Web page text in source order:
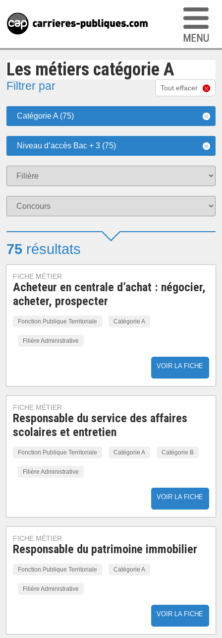
Les métiers catégorie A
Filtrer par Tout effacer
Catégorie A (75)
Niveau d’accès Bac + 3 (75)
75 résultats
FICHE MÉTIER
Acheteur en centrale d’achat : négocier,
acheter, prospecter
Fonction Publique Territoriale Catégorie A
Filière Administrative
VOIR LA FICHE
FICHE MÉTIER
Responsable du service des affaires
scolaires et entretien
Fonction Publique Territoriale Catégorie A Catégorie B
Filière Administrative
VOIR LA FICHE
FICHE MÉTIER
Responsable du patrimoine immobilier
Fonction Publique Territoriale Catégorie A
Filière Administrative
VOIR LA FICHE